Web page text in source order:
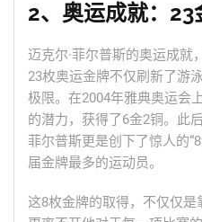
2、奥运成就：23
迈克尔·菲尔普斯的奥运成就
23枚奥运金牌不仅刷新了游
极限。在2004年雅典奥运会
的潜力，获得了6金2铜。此
菲尔普斯更是创下了惊人的
届金牌最多的运动员。
这8枚金牌的取得，不仅仅是